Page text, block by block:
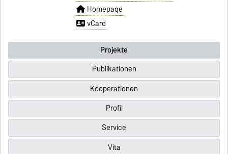
Homepage
vCard
Projekte
Publikationen
Kooperationen
Profil
Service
Vita